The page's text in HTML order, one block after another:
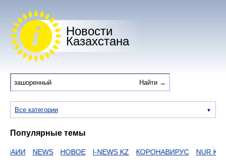
Новости
Казахстана
Все категории
Популярные темы
НАИИ NEWS НОВОЕ I-NEWS KZ КОРОНАВИРУС NUR KZ